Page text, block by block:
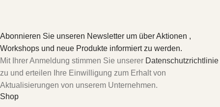
Abonnieren Sie unseren Newsletter um über Aktionen ,
Workshops und neue Produkte informiert zu werden.
Mit Ihrer Anmeldung stimmen Sie unserer Datenschutzrichtlinie
zu und erteilen Ihre Einwilligung zum Erhalt von
Aktualisierungen von unserem Unternehmen.
Shop